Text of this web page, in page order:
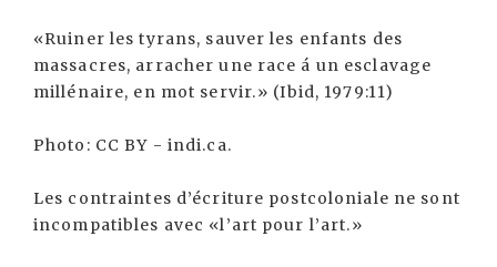
«Ruiner les tyrans, sauver les enfants des
massacres, arracher une race á un esclavage
millénaire, en mot servir.» (Ibid, 1979:11)
Photo: CC BY - indi.ca.
Les contraintes d’écriture postcoloniale ne sont
incompatibles avec «l’art pour l’art.»